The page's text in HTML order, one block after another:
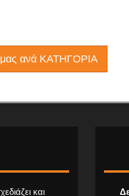
μας ανά ΚΑΤΗΓΟΡΙΑ
και